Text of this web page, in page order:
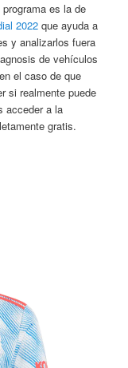
es la de
2022 que ayuda a
y analizarlos fuera
de vehículos
el caso de que
si realmente puede
acceder a la
gratis.